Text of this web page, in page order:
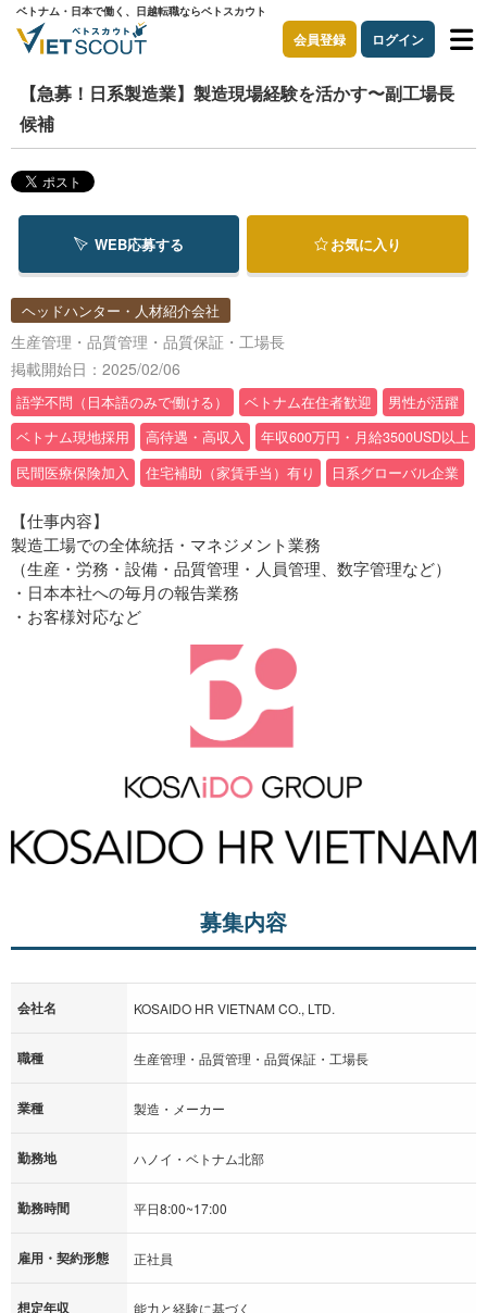
ベトナム・日本で働く、日越転職ならベトスカウト
会員登録 ログイン
【急募！日系製造業】製造現場経験を活かす〜副工場長
候補
WEB応募する お気に入り
ヘッドハンター・人材紹介会社
生産管理・品質管理・品質保証・工場長
掲載開始日：2025/02/06
語学不問（日本語のみで働ける） ベトナム在住者歓迎
男性が活躍
ベトナム現地採用
高待遇・高収入
年収600万円・月給3500USD以上
民間医療保険加入
住宅補助（家賃手当）有り 日系グローバル企業
【仕事内容】
製造工場での全体統括・マネジメント業務
（生産・労務・設備・品質管理・人員管理、数字管理など）
・日本本社への毎月の報告業務
・お客様対応など
募集内容
会社名 KOSAIDO HR VIETNAM CO., LTD.
職種 生産管理・品質管理・品質保証・工場長
業種 製造・メーカー
勤務地 ハノイ・ベトナム北部
勤務時間 平日8:00~17:00
雇用・契約形態 正社員
想定年収 能力と経験に基づく